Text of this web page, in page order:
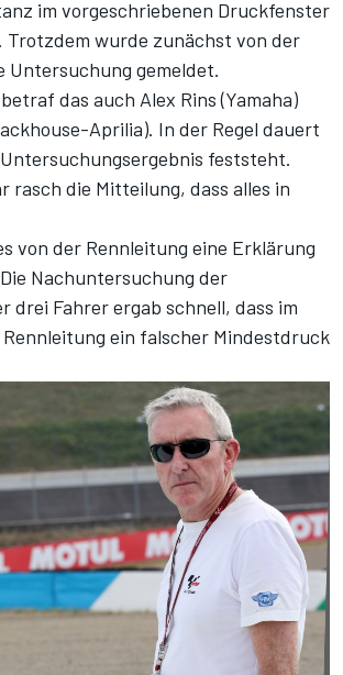
im vorgeschriebenen Druckfenster
wurde zunächst von der
Untersuchung gemeldet.
das auch Alex Rins (Yamaha)
Aprilia). In der Regel dauert
feststeht.
rasch die Mitteilung, dass alles in
von der Rennleitung eine Erklärung
Nachuntersuchung der
drei Fahrer ergab schnell, dass im
Rennleitung ein falscher Mindestdruck